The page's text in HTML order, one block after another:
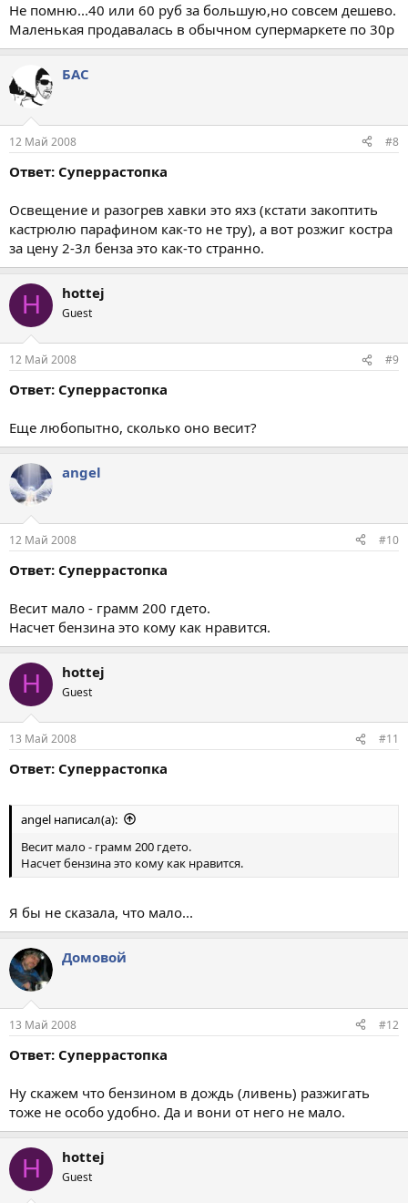
Не помню...40 или 60 руб за большую,но совсем дешево.
Маленькая продавалась в обычном супермаркете по 30р
БАС
12 Май 2008 #8
Ответ: Суперрастопка
Освещение и разогрев хавки это яхз (кстати закоптить
кастрюлю парафином как-то не тру), а вот розжиг костра
за цену 2-3л бенза это как-то странно.
H hottej
Guest
12 Май 2008 #9
Ответ: Суперрастопка
Еще любопытно, сколько оно весит?
angel
12 Май 2008 #10
Ответ: Суперрастопка
Весит мало - грамм 200 гдето.
Насчет бензина это кому как нравится.
H hottej
Guest
13 Май 2008 #11
Ответ: Суперрастопка
angel написал(а):
Весит мало - грамм 200 гдето.
Насчет бензина это кому как нравится.
Я бы не сказала, что мало...
Домовой
13 Май 2008 #12
Ответ: Суперрастопка
Ну скажем что бензином в дождь (ливень) разжигать
тоже не особо удобно. Да и вони от него не мало.
H hottej
Guest